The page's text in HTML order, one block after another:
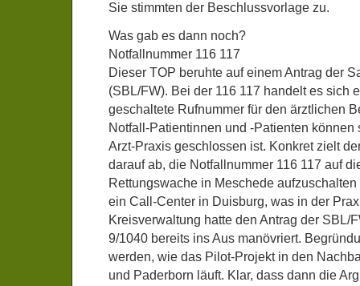
Sie stimmten der Beschlussvorlage zu.
Was gab es dann noch?
Notfallnummer 116 117
Dieser TOP beruhte auf einem Antrag der
(SBL/FW). Bei der 116 117 handelt es sich
geschaltete Rufnummer für den ärztlichen
Notfall-Patientinnen und -Patienten können
Arzt-Praxis geschlossen ist. Konkret zielt
darauf ab, die Notfallnummer 116 117 auf
Rettungswache in Meschede
ein Call-Center in Duisburg, was in der
Kreisverwaltung hatte den Antrag der SBL/
9/1040 bereits ins Aus manövriert.
werden, wie das Pilot-Projekt in den
und Paderborn läuft. Klar, dass dann die